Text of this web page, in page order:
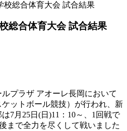
校総合体育大会 試合結果
総合体育大会 試合結果
プラザ アオーレ長岡において
ットボール競技）が行われ、新
7月25日(日)11：10～、1回戦で
まで全力を尽くして戦いました